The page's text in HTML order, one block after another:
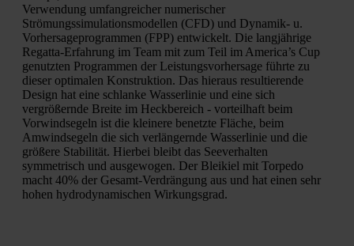
Verwendung umfangreicher numerischer
Strömungssimulationsmodellen (CFD) und Dynamik- u.
Vorhersageprogrammen (FPP) entwickelt. Die langjährige
Regatta-Erfahrung im Team mit zum Teil im America’s Cup
genutzten Programmen der Leistungsvorhersage führte zu
dieser optimalen Konstruktion. Das hieraus resultierende
Design hat eine schlanke Wasserlinie und eine sich
vergrößernde Breite im Heckbereich - vorteilhaft beim
Vorwindsegeln ist die kleinere benetzte Fläche, beim
Amwindsegeln die sich verlängernde Wasserlinie und die
größere Stabilität. Hierbei bleibt das Seeverhalten
symmetrisch und ausgewogen. Der Bleikiel mit Torpedo
macht 40% der Gesamt-Verdrängung aus und hat einen sehr
hohen hydrodynamischen Wirkungsgrad.